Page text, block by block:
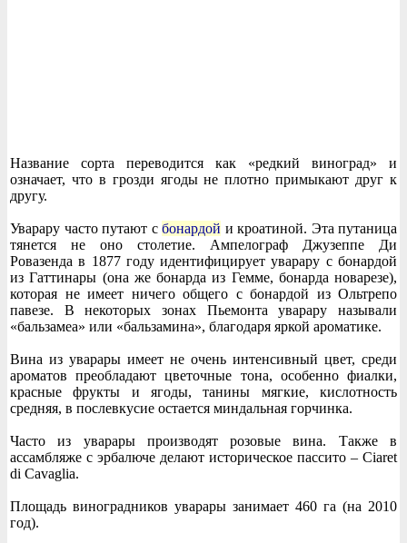
Название сорта переводится как «редкий виноград» и
означает, что в грозди ягоды не плотно примыкают друг к
другу.
Уварару часто путают с бонардой и кроатиной. Эта путаница
тянется не оно столетие. Ампелограф Джузеппе Ди
Ровазенда в 1877 году идентифицирует уварару с бонардой
из Гаттинары (она же бонарда из Гемме, бонарда новарезе),
которая не имеет ничего общего с бонардой из Ольтрепо
павезе. В некоторых зонах Пьемонта уварару называли
«бальзамеа» или «бальзамина», благодаря яркой ароматике.
Вина из уварары имеет не очень интенсивный цвет, среди
ароматов преобладают цветочные тона, особенно фиалки,
красные фрукты и ягоды, танины мягкие, кислотность
средняя, в послевкусие остается миндальная горчинка.
Часто из уварары производят розовые вина. Также в
ассамбляже с эрбалюче делают историческое пассито – Ciaret
di Cavaglia.
Площадь виноградников уварары занимает 460 га (на 2010
год).